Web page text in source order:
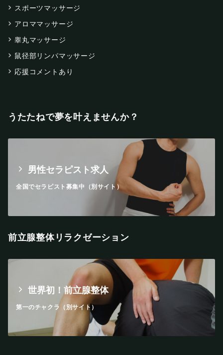
スポーツマッサージ
アロママッサージ
睾丸マッサージ
鼠径部リンパマッサージ
応援コメントあり
うたたねで夢を叶えませんか？
男性セラピスト求人
全国でセラピスト募集中（別サイト）
前立腺整体リラクゼーション
世界初！前立腺整体
第一のチャクラ（別サイト）